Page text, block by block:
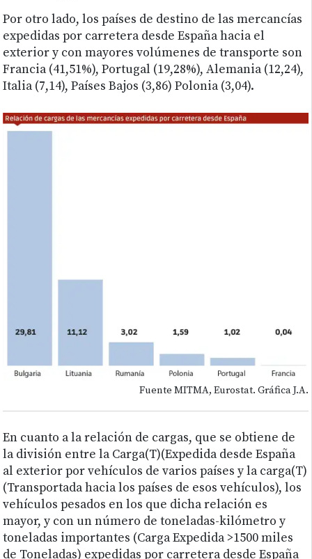
Por otro lado, los países de destino de las mercancías
expedidas por carretera desde España hacia el
exterior y con mayores volúmenes de transporte son
Francia (41,51%), Portugal (19,28%), Alemania (12,24),
Italia (7,14), Países Bajos (3,86) Polonia (3,04).
Fuente MITMA, Eurostat. Gráfica J.A.
En cuanto a la relación de cargas, que se obtiene de
la división entre la Carga(T)(Expedida desde España
al exterior por vehículos de varios países y la carga(T)
(Transportada hacia los países de esos vehículos), los
vehículos pesados en los que dicha relación es
mayor, y con un número de toneladas-kilómetro y
toneladas importantes (Carga Expedida >1500 miles
de Toneladas) expedidas por carretera desde España